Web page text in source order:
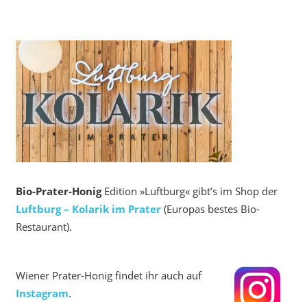
Bio-Prater-HonigEdition »Luftburg« gibt’s im Shop der
Luftburg – Kolarik im Prater(Europas bestes Bio-
Restaurant).
Wiener Prater-Honig findet ihr auch auf
Instagram.